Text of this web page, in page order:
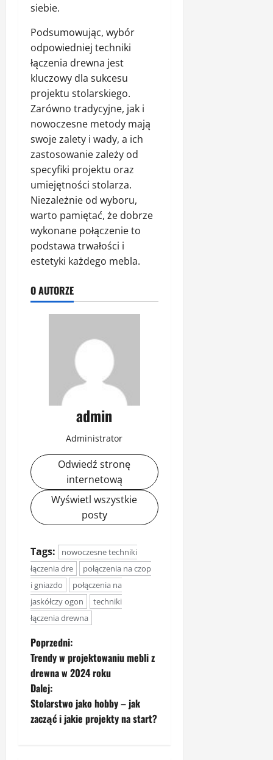
siebie.
Podsumowując, wybór
odpowiedniej techniki
łączenia drewna jest
kluczowy dla sukcesu
projektu stolarskiego.
Zarówno tradycyjne, jak i
nowoczesne metody mają
swoje zalety i wady, a ich
zastosowanie zależy od
specyfiki projektu oraz
umiejętności stolarza.
Niezależnie od wyboru,
warto pamiętać, że dobrze
wykonane połączenie to
podstawa trwałości i
estetyki każdego mebla.
O AUTORZE
admin
Administrator
Odwiedź stronę
internetową
Wyświetl wszystkie
posty
Tags:
nowoczesne techniki
łączenia dre
połączenia na czop
i gniazdo
połączenia na
jaskółczy ogon
techniki
łączenia drewna
Z
o
b
a
Poprzedni:
Trendy w projektowaniu mebli z
drewna w 2024 roku
Dalej:
Stolarstwo jako hobby – jak
zacząć i jakie projekty na start?